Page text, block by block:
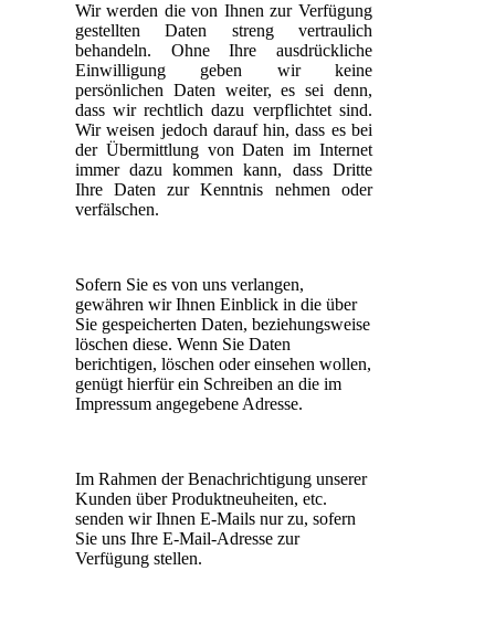
Wir werden die von Ihnen zur Verfügung
gestellten Daten streng vertraulich
behandeln. Ohne Ihre ausdrückliche
Einwilligung geben wir keine
persönlichen Daten weiter, es sei denn,
dass wir rechtlich dazu verpflichtet sind.
Wir weisen jedoch darauf hin, dass es bei
der Übermittlung von Daten im Internet
immer dazu kommen kann, dass Dritte
Ihre Daten zur Kenntnis nehmen oder
verfälschen.
Sofern Sie es von uns verlangen,
gewähren wir Ihnen Einblick in die über
Sie gespeicherten Daten, beziehungsweise
löschen diese. Wenn Sie Daten
berichtigen, löschen oder einsehen wollen,
genügt hierfür ein Schreiben an die im
Impressum angegebene Adresse.
Im Rahmen der Benachrichtigung unserer
Kunden über Produktneuheiten, etc.
senden wir Ihnen E-Mails nur zu, sofern
Sie uns Ihre E-Mail-Adresse zur
Verfügung stellen.